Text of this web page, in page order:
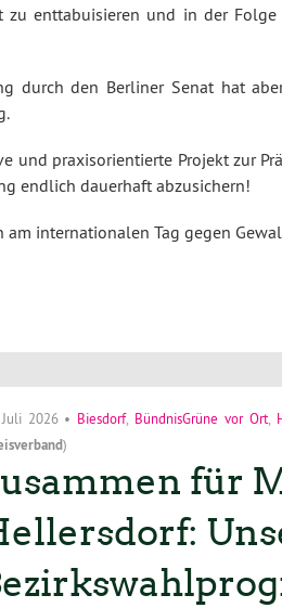
zu enttabuisieren und in der
durch den Berliner Senat hat
und praxisorientierte Projekt zur
endlich dauerhaft abzusichern!
internationalen Tag gegen
2026• Biesdorf, BündnisGrüne vor Ort
)
für